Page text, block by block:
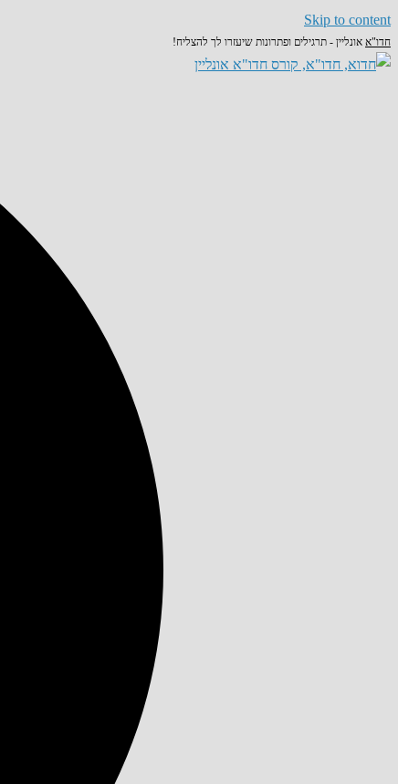
Skip to content
חדו"א אונליין - תרגילים ופתרונות שיעזרו לך להצליח!